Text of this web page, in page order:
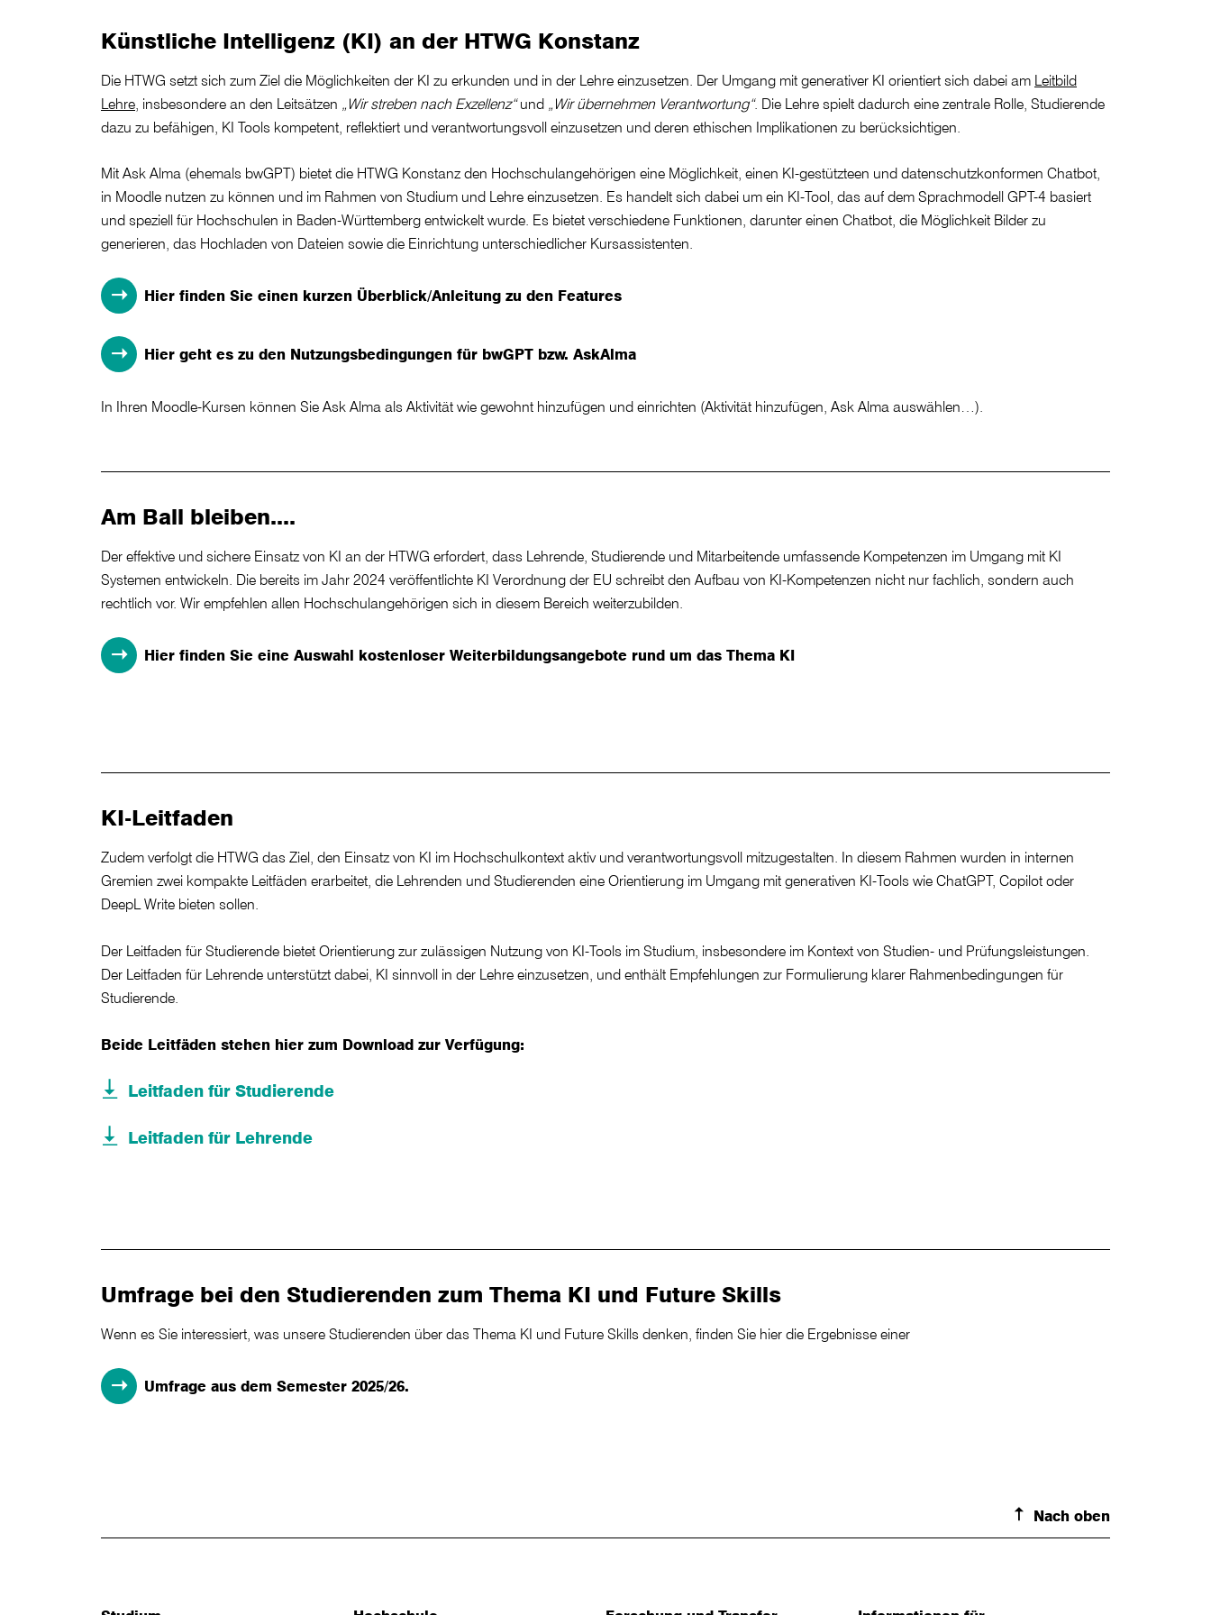
Künstliche Intelligenz (KI) an der HTWG Konstanz
Die HTWG setzt sich zum Ziel die Möglichkeiten der KI zu erkunden und in der Lehre einzusetzen. Der Umgang mit generativer KI orientiert sich dabei am Leitbild
Lehre , insbesondere an den Leitsätzen „Wir streben nach Exzellenz“und „Wir übernehmen Verantwortung“. Die Lehre spielt dadurch eine zentrale Rolle, Studierende
dazu zu befähigen, KI Tools kompetent, reflektiert und verantwortungsvoll einzusetzen und deren ethischen Implikationen zu berücksichtigen.
Mit Ask Alma (ehemals bwGPT) bietet die HTWG Konstanz den Hochschulangehörigen eine Möglichkeit, einen KI-gestützteen und datenschutzkonformen Chatbot,
in Moodle nutzen zu können und im Rahmen von Studium und Lehre einzusetzen. Es handelt sich dabei um ein KI-Tool, das auf dem Sprachmodell GPT-4 basiert
und speziell für Hochschulen in Baden-Württemberg entwickelt wurde. Es bietet verschiedene Funktionen, darunter einen Chatbot, die Möglichkeit Bilder zu
generieren, das Hochladen von Dateien sowie die Einrichtung unterschiedlicher Kursassistenten.
Hier finden Sie einen kurzen Überblick/Anleitung zu den Features
Hier geht es zu den Nutzungsbedingungen für bwGPT bzw. AskAlma
In Ihren Moodle-Kursen können Sie Ask Alma als Aktivität wie gewohnt hinzufügen und einrichten (Aktivität hinzufügen, Ask Alma auswählen…).
Am Ball bleiben....
Der effektive und sichere Einsatz von KI an der HTWG erfordert, dass Lehrende, Studierende und Mitarbeitende umfassende Kompetenzen im Umgang mit KI
Systemen entwickeln. Die bereits im Jahr 2024 veröffentlichte KI Verordnung der EU schreibt den Aufbau von KI-Kompetenzen nicht nur fachlich, sondern auch
rechtlich vor. Wir empfehlen allen Hochschulangehörigen sich in diesem Bereich weiterzubilden.
Hier finden Sie eine Auswahl kostenloser Weiterbildungsangebote rund um das Thema KI
KI-Leitfaden
Zudem verfolgt die HTWG das Ziel, den Einsatz von KI im Hochschulkontext aktiv und verantwortungsvoll mitzugestalten. In diesem Rahmen wurden in internen
Gremien zwei kompakte Leitfäden erarbeitet, die Lehrenden und Studierenden eine Orientierung im Umgang mit generativen KI-Tools wie ChatGPT, Copilot oder
DeepL Write bieten sollen.
Der Leitfaden für Studierende bietet Orientierung zur zulässigen Nutzung von KI-Tools im Studium, insbesondere im Kontext von Studien- und Prüfungsleistungen.
Der Leitfaden für Lehrende unterstützt dabei, KI sinnvoll in der Lehre einzusetzen, und enthält Empfehlungen zur Formulierung klarer Rahmenbedingungen für
Studierende.
Beide Leitfäden stehen hier zum Download zur Verfügung:
Leitfaden für Studierende
Leitfaden für Lehrende
Umfrage bei den Studierenden zum Thema KI und Future Skills
Wenn es Sie interessiert, was unsere Studierenden über das Thema KI und Future Skills denken, finden Sie hier die Ergebnisse einer
Umfrage aus dem Semester 2025/26.
Nach oben